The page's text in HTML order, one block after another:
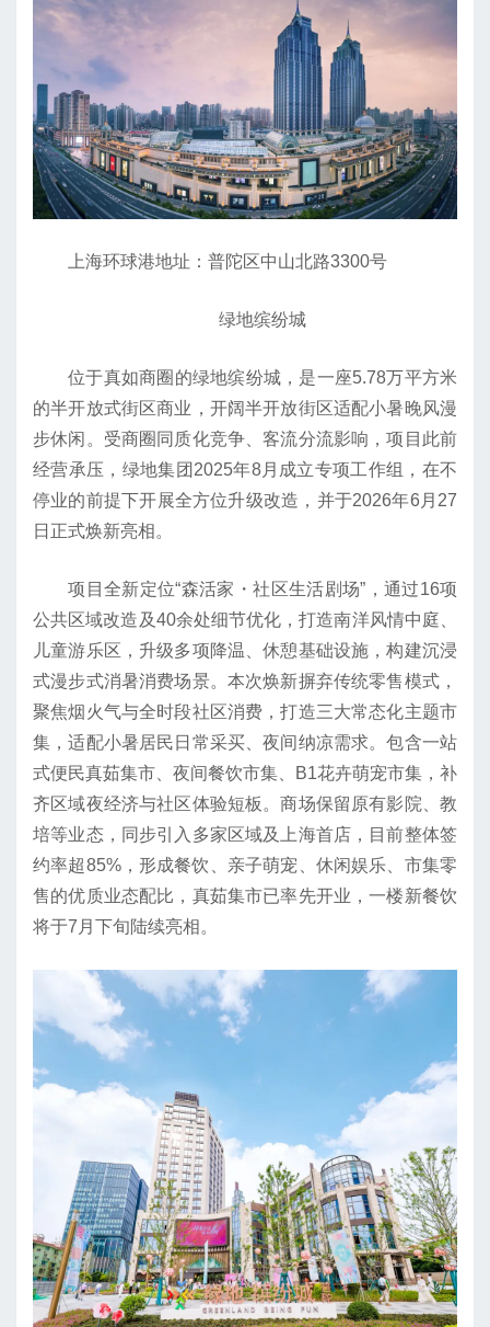
上海环球港地址：普陀区中山北路3300号
绿地缤纷城
位于真如商圈的绿地缤纷城，是一座5.78万平方米
的半开放式街区商业，开阔半开放街区适配小暑晚风漫
步休闲。受商圈同质化竞争、客流分流影响，项目此前
经营承压，绿地集团2025年8月成立专项工作组，在不
停业的前提下开展全方位升级改造，并于2026年6月27
日正式焕新亮相。
项目全新定位“森活家・社区生活剧场”，通过16项
公共区域改造及40余处细节优化，打造南洋风情中庭、
儿童游乐区，升级多项降温、休憩基础设施，构建沉浸
式漫步式消暑消费场景。本次焕新摒弃传统零售模式，
聚焦烟火气与全时段社区消费，打造三大常态化主题市
集，适配小暑居民日常采买、夜间纳凉需求。包含一站
式便民真茹集市、夜间餐饮市集、B1花卉萌宠市集，补
齐区域夜经济与社区体验短板。商场保留原有影院、教
培等业态，同步引入多家区域及上海首店，目前整体签
约率超85%，形成餐饮、亲子萌宠、休闲娱乐、市集零
售的优质业态配比，真茹集市已率先开业，一楼新餐饮
将于7月下旬陆续亮相。